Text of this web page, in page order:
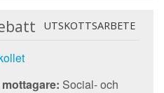
UTSKOTTSARBETE
Social- och